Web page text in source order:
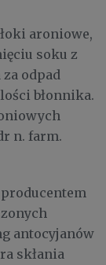
aroniowe,
soku z
odpad
błonnika.
n. farm.
antocyjanów
skłania